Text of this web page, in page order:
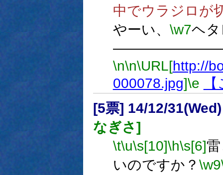
中でウラジロが
やーい、 \w7ヘ
\n\n\URL[http://
000078.jpg]\e
[5票] 14/12/
なぎさ]
\t\u\s[10]\h\s[6]
いのですか？ \w9